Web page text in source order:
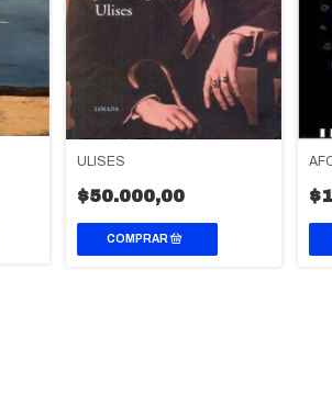
ULISES
$50.000,00